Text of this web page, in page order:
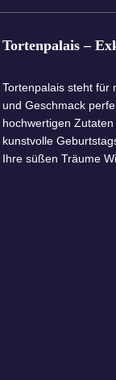
Tortenpalais –
Tortenpalais steht für
und Geschmack
hochwertigen
kunstvolle
Ihre süßen Träume